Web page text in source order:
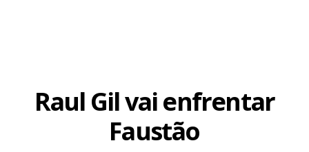
Raul Gil vai enfrentar
Faustão